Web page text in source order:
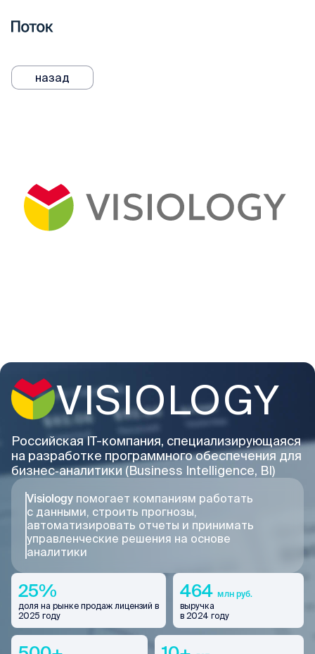
назад
VISIOLOGY
Российская IT-компания, специализирующаяся
на разработке программного обеспечения для
бизнес‑аналитики (Business Intelligence, BI)
Visiology помогает компаниям работать
с данными, строить прогнозы,
автоматизировать отчеты и принимать
управленческие решения на основе
аналитики
25%
доля на рынке продаж лицензий в
2025 году
464млн руб.
выручка
в 2024 году